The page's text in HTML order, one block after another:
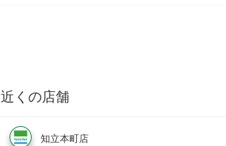
近くの店舗
知立本町店